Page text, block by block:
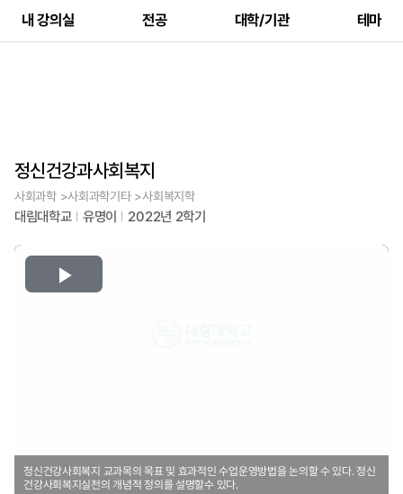
내 강의실 전공 대학/기관 테마
정신건강과사회복지
사회과학 >사회과학기타 >사회복지학
대림대학교 유명이 2022년 2학기
Play
정신건강사회복지 교과목의 목표 및 효과적인 수업운영방법을 논의할 수 있다. 정신
건강사회복지실천의 개념적 정의를 설명할수 있다.